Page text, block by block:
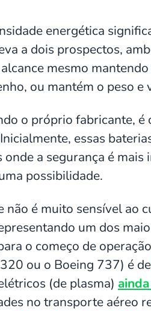
energética
a dois prospectos,
mesmo
ou mantém o peso e
o próprio fabricante, é
essas
onde a segurança é
possibilidade.
não é muito sensível ao
um dos
o começo de
ou o Boeing 737) é de
(de plasma)
no transporte aéreo